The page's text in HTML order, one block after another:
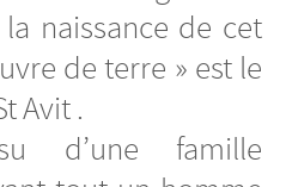
naissance de cet
de terre » est le
Avit .
d’une famille